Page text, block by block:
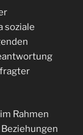
soziale
Rahmen